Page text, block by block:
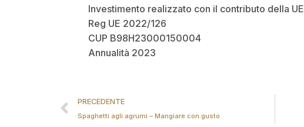
Investimento realizzato con il contributo della UE
Reg UE 2022/126
CUP B98H23000150004
Annualità 2023
PRECEDENTE
Spaghetti agli agrumi – Mangiare con gusto